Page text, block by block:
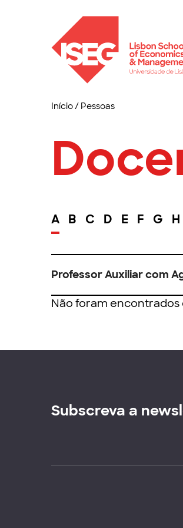
Início/ Pessoas
A B C D E F G H
Professor Auxiliar com
Não foram encontrados
Subscreva a